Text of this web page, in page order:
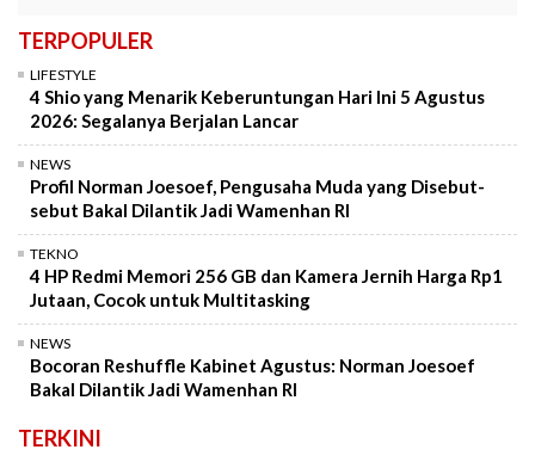
TERPOPULER
LIFESTYLE
4 Shio yang Menarik Keberuntungan Hari Ini 5 Agustus
2026: Segalanya Berjalan Lancar
NEWS
Profil Norman Joesoef, Pengusaha Muda yang Disebut-
sebut Bakal Dilantik Jadi Wamenhan RI
TEKNO
4 HP Redmi Memori 256 GB dan Kamera Jernih Harga Rp1
Jutaan, Cocok untuk Multitasking
NEWS
Bocoran Reshuffle Kabinet Agustus: Norman Joesoef
Bakal Dilantik Jadi Wamenhan RI
TERKINI